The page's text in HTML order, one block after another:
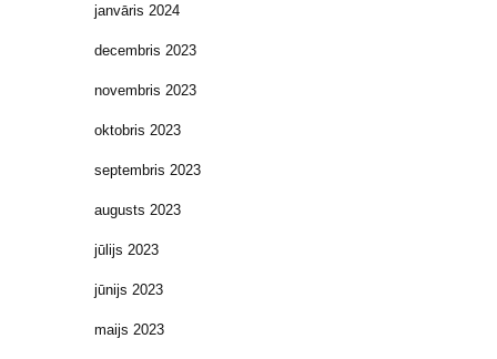
janvāris 2024
decembris 2023
novembris 2023
oktobris 2023
septembris 2023
augusts 2023
jūlijs 2023
jūnijs 2023
maijs 2023